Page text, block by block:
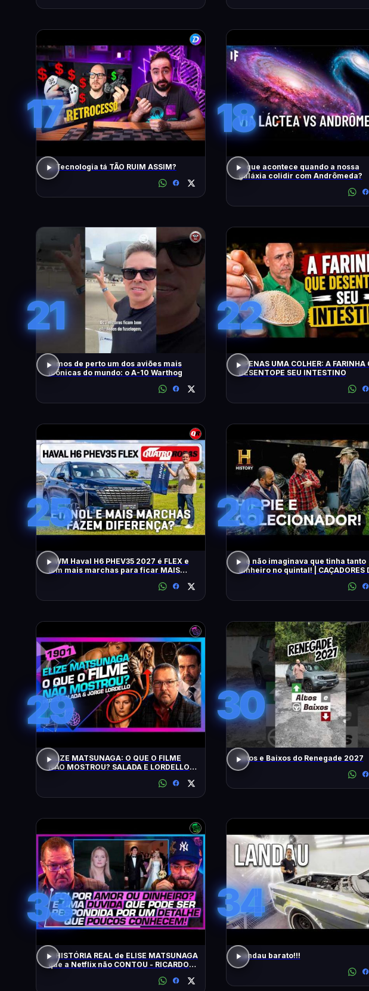
17
A Tecnologia tá TÃO RUIM ASSIM?
18
O que acontece quando a nossa
galáxia colidir com Andrômeda?
21
Vimos de perto um dos aviões mais
icônicas do mundo: o A-10 Warthog
22
APENAS UMA COLHER: A FARINHA
DESENTOPE SEU INTESTINO
25
GWM Haval H6 PHEV35 2027 é FLEX e
tem mais marchas para ficar MAIS
26
Ele não imaginava que tinha tanto
dinheiro no quintal! | CAÇADORES
29
ELIZE MATSUNAGA: O QUE O FILME
NÃO MOSTROU? SALADA E LORDELLO -
30
Altos e Baixos do Renegade 2027
33
A HISTÓRIA REAL de ELISE MATSUNAGA
que a Netflix não CONTOU - RICARDO
34
Landau barato!!!